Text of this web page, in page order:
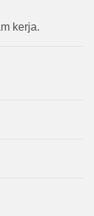
kerja.